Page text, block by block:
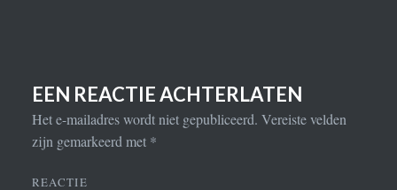
EEN REACTIE ACHTERLATEN
Het e-mailadres wordt niet gepubliceerd. Vereiste velden
zijn gemarkeerd met *
REACTIE